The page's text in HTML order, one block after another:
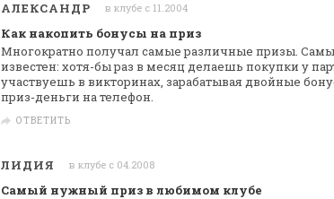
АЛЕКСАНДР в клубе с 11.2004
Как накопить бонусы на приз
Многократно получал самые различные призы.
известен: хотя-бы раз в месяц делаешь покупки у
участвуешь в викторинах, зарабатывая двойные
приз-деньги нателефон.
ОТВЕТИТЬ
ЛИДИЯ в клубе с 04.2008
Самый нужный приз в любимом клубе